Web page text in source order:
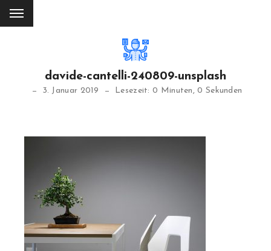
davide-cantelli-240809-unsplash
3. Januar 2019 Lesezeit: 0 Minuten, 0 Sekunden